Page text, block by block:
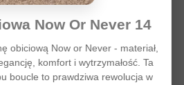
Now Or Never 14
obiciową Now or Never - materiał,
komfort i wytrzymałość. Ta
boucle to prawdziwa rewolucja w